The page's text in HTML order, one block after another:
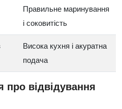
Правильне маринування
і соковитість
Висока кухня і акуратна
подача
про відвідування